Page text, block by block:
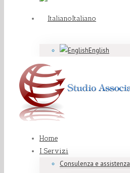
Italiano
English
Home
I Servizi
Consulenza e assistenza